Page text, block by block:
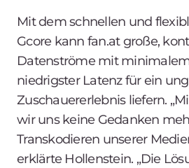
Mit dem schnellen und
Gcore kann fan.at große,
Datenströme mit
niedrigster Latenz für ein
Zuschauererlebnis liefern.
wir uns keine Gedanken
Transkodieren unserer
erklärte Hollenstein. „Die